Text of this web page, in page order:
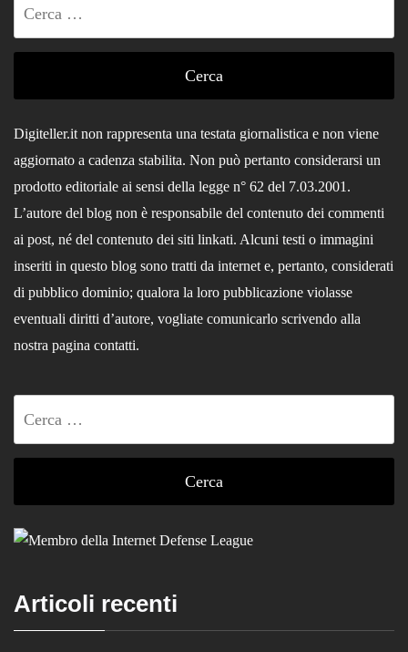
Digiteller.it non rappresenta una testata giornalistica e non viene
aggiornato a cadenza stabilita. Non può pertanto considerarsi un
prodotto editoriale ai sensi della legge n° 62 del 7.03.2001.
L’autore del blog non è responsabile del contenuto dei commenti
ai post, né del contenuto dei siti linkati. Alcuni testi o immagini
inseriti in questo blog sono tratti da internet e, pertanto, considerati
di pubblico dominio; qualora la loro pubblicazione violasse
eventuali diritti d’autore, vogliate comunicarlo scrivendo alla
nostra pagina contatti.
Articoli recenti